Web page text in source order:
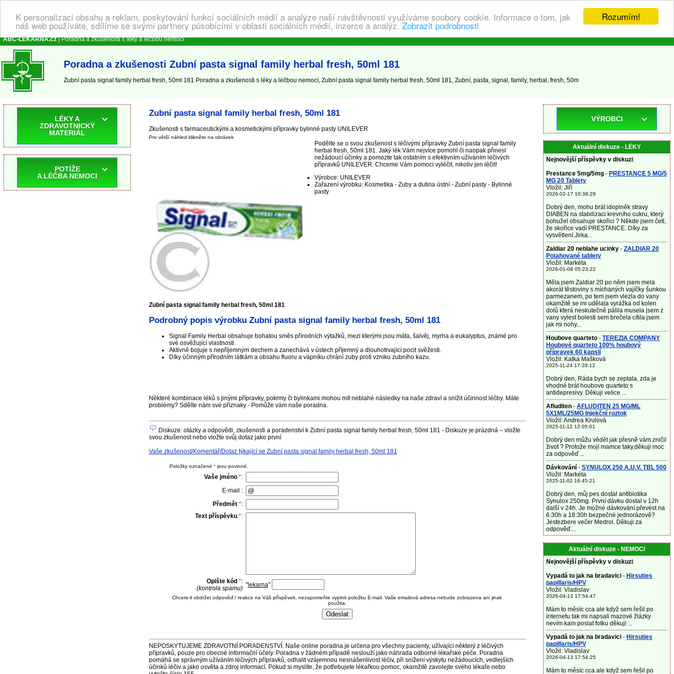
Rozumím!
K personalizaci obsahu a reklam, poskytování funkcí sociálních médií a analýze naší návštěvnosti využíváme soubory cookie. Informace o tom, jak
náš web používáte, sdílíme se svými partnery působícími v oblasti sociálních médií, inzerce a analýz. Zobrazit podrobnosti
ABC-LEKARNA.cz| Poradna a zkušenosti s léky a léčbou nemocí
Poradna a zkušenosti Zubní pasta signal family herbal fresh, 50ml 181
Zubní pasta signal family herbal fresh, 50ml 181 Poradna a zkušenosti s léky a léčbou nemocí, Zubní pasta signal family herbal fresh, 50ml 181, Zubní, pasta, signal, family, herbal, fresh, 50m
Zubní pasta signal family herbal fresh, 50ml 181
Zkušenosti s farmaceutickými a kosmetickými přípravky bylinné pasty UNILEVER
Pro větší náhled klikněte na obrázek
Podělte se o svou zkušenost s léčivými přípravky Zubní pasta signal family
herbal fresh, 50ml 181. Jaký lék Vám nejvíce pomohl či naopak přinesl
nežádoucí účinky a pomozte tak ostatním s efektivním užíváním léčivých
přípravků UNILEVER. Chceme Vám pomoci vyléčit, nikoliv jen léčit!
Výrobce: UNILEVER
Zařazení výrobku: Kosmetika - Zuby a dutina ústní - Zubní pasty - Bylinné
pasty
Zubní pasta signal family herbal fresh, 50ml 181
Podrobný popis výrobku Zubní pasta signal family herbal fresh, 50ml 181
Signal Family Herbal obsahuje bohatou směs přírodních výtažků, mezi kterými jsou máta, šalvěj, myrha a eukalyptus, známé pro
své osvěžující vlastnosti.
Aktivně bojuje s nepříjemným dechem a zanechává v ústech příjemný a dlouhotrvající pocit svěžesti.
Díky účinným přírodním látkám a obsahu fluoru a vápníku chrání zuby proti vzniku zubního kazu.
Některé kombinace léků s jinými přípravky, pokrmy či bylinkami mohou mít neblahé následky na naše zdraví a snížit účinnost léčby. Máte
problémy? Sdělte nám své příznaky - Pomůže vám naše poradna.
Diskuze: otázky a odpovědi, zkušenosti a poradenství k Zubní pasta signal family herbal fresh, 50ml 181 - Diskuze je prázdná – vložte
svou zkušenost nebo vložte svůj dotaz jako první
Vaše zkušenost/Komentář/Dotaz týkající se Zubní pasta signal family herbal fresh, 50ml 181
Položky označené *jsou povinné.
Vaše jméno *:
E-mail :
Předmět *:
Text příspěvku *:
Opište kód *:
(kontrola spamu) "lekarna"
Chcete-li obdržet odpověď / reakce na Váš příspěvek, nezapomeňte vyplnit položku E-mail. Vaše emailová adresa nebude zobrazena ani jinak
použita.
NEPOSKYTUJEME ZDRAVOTNÍ PORADENSTVÍ. Naše online poradna je určena pro všechny pacienty, užívající některý z léčivých
přípravků, pouze pro obecné informační účely. Poradna v žádném případě neslouží jako náhrada odborné lékařské péče. Poradna
pomáhá se správným užíváním léčivých přípravků, odhalit vzájemnou nesnášenlivost léčiv, při snížení výskytu nežádoucích, vedlejších
účinků léčiv a jako osvěta a zdroj informací. Pokud si myslíte, že potřebujete lékařkou pomoc, okamžitě zavolejte svého lékaře nebo
LÉKY A
ZDRAVOTNICKÝ
MATERIÁL
POTÍŽE
A LÉČBA NEMOCI
VÝROBCI
Aktuální diskuze - LÉKY
Nejnovější příspěvky v diskuzi:
Prestance 5mg/5mg - PRESTANCE 5 MG/5
MG 20 Tablety
Vložil: Jiří
2026-02-17 10:38:29
Dobrý den, mohu brát idoplněk stravy
DIABEN na stabilizaci krevního cukru, který
bohužel obsahuje skořici ? Někde jsem četl,
že skořice vadí PRESTANCE. Díky za
vysvětlení.Jirka...
Zaldiar 20 neblahe ucinky - ZALDIAR 20
Potahované tablety
Vložil: Markéta
2026-01-08 05:23:22
Měla jsem Zaldiar 20 po něm jsem mela
akorát těstoviny s míchaných vajíčky šunkou
parmezanem, po tem jsem vlezla do vany
okamžitě se mi udělala vyrážka od kolen
dolů která neskutečně pálila musela jsem z
vany vylest bolesti sem brečela cítila jsem
jak mi nohy...
Houbove quarteto - TEREZIA COMPANY
Houbové quarteto 100% houbový
přípravek 60 kapslí
Vložil: Katka Mašková
2025-11-24 17:28:12
Dobrý den, Ráda bych se zeptala, zda je
vhodné brát houbove quarteto s
antidepresivy. Děkuji velice ...
Afluditen - AFLUDITEN 25 MG/ML
5X1ML/25MG Injekční roztok
Vložil: Andrea Krulová
2025-11-12 12:05:01
Dobrý den můžu vědět jak přesně vám zničil
život ? Protože mojí mamce taky,děkuji moc
za odpověď ...
Dávkování - SYNULOX 250 A.U.V. TBL 500
Vložil: Markéta
2025-11-02 16:45:21
Dobrý den, můj pes dostal antibiotika
Synulox 250mg. První dávku dostal v 12h
další v 24h. Je možné dávkování převést na
6:30h a 18:30h bezpečné jednorázově?
Jestezbere večer Medrol. Děkuji za
odpověď....
Aktuální diskuze - NEMOCI
Nejnovější příspěvky v diskuzi:
Vypadá to jak na bradavici - Hirsuties
papillaris/HPV
Vložil: Vladislav
2026-04-13 17:54:47
Mám to měsíc cca ale když sem řešil po
internetu tak mi napsali mazové žlázky
nevím kam poslat fotku děkuji ...
Vypadá to jak na bradavici - Hirsuties
papillaris/HPV
Vložil: Vladislav
2026-04-13 17:54:25
Mám to měsíc cca ale když sem řešil po